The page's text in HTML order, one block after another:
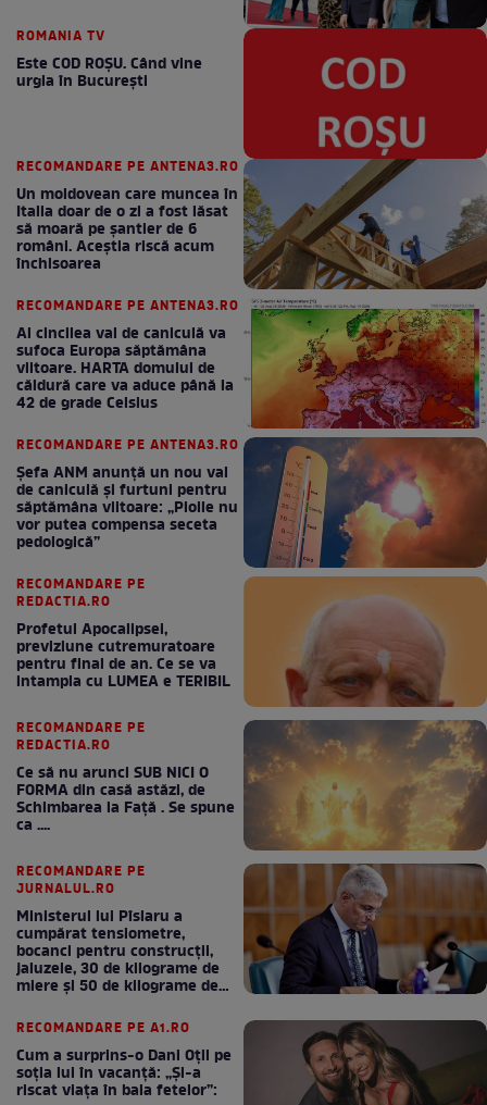
ROMANIA TV
Este COD ROŞU. Când vine
urgia în Bucureşti
RECOMANDARE PE ANTENA3.RO
Un moldovean care muncea în
Italia doar de o zi a fost lăsat
să moară pe şantier de 6
români. Aceștia riscă acum
închisoarea
RECOMANDARE PE ANTENA3.RO
Al cincilea val de caniculă va
sufoca Europa săptămâna
viitoare. HARTA domului de
căldură care va aduce până la
42 de grade Celsius
RECOMANDARE PE ANTENA3.RO
Șefa ANM anunță un nou val
de caniculă și furtuni pentru
săptămâna viitoare: „Ploile nu
vor putea compensa seceta
pedologică”
RECOMANDARE PE
REDACTIA.RO
Profetul Apocalipsei,
previziune cutremuratoare
pentru final de an. Ce se va
intampla cu LUMEA e TERIBIL
RECOMANDARE PE
REDACTIA.RO
Ce să nu arunci SUB NICI O
FORMA din casă astăzi, de
Schimbarea la Față . Se spune
ca ....
RECOMANDARE PE
JURNALUL.RO
Ministerul lui Pîslaru a
cumpărat tensiometre,
bocanci pentru construcții,
jaluzele, 30 de kilograme de
miere și 50 de kilograme de
RECOMANDARE PE A1.RO
Cum a surprins-o Dani Oțil pe
soția lui în vacanță: „Și-a
riscat viața în baia fetelor”: